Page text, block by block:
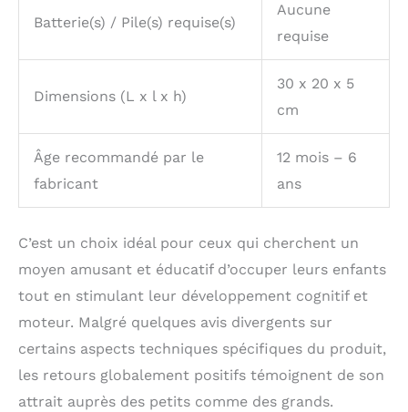
Batterie(s) / Pile(s) requise(s)
Aucune
requise
Dimensions (L x l x h)
30 x 20 x 5
cm
Âge recommandé par le
fabricant
12 mois – 6
ans
C’est un choix idéal pour ceux qui cherchent un
moyen amusant et éducatif d’occuper leurs enfants
tout en stimulant leur développement cognitif et
moteur. Malgré quelques avis divergents sur
certains aspects techniques spécifiques du produit,
les retours globalement positifs témoignent de son
attrait auprès des petits comme des grands.